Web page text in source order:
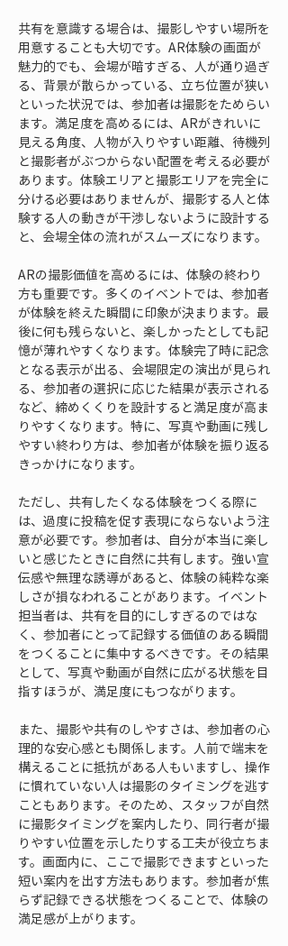
共有を意識する場合は、撮影しやすい場所を
用意することも大切です。AR体験の画面が
魅力的でも、会場が暗すぎる、人が通り過ぎ
る、背景が散らかっている、立ち位置が狭い
といった状況では、参加者は撮影をためらい
ます。満足度を高めるには、ARがきれいに
見える角度、人物が入りやすい距離、待機列
と撮影者がぶつからない配置を考える必要が
あります。体験エリアと撮影エリアを完全に
分ける必要はありませんが、撮影する人と体
験する人の動きが干渉しないように設計する
と、会場全体の流れがスムーズになります。
ARの撮影価値を高めるには、体験の終わり
方も重要です。多くのイベントでは、参加者
が体験を終えた瞬間に印象が決まります。最
後に何も残らないと、楽しかったとしても記
憶が薄れやすくなります。体験完了時に記念
となる表示が出る、会場限定の演出が見られ
る、参加者の選択に応じた結果が表示される
など、締めくくりを設計すると満足度が高ま
りやすくなります。特に、写真や動画に残し
やすい終わり方は、参加者が体験を振り返る
きっかけになります。
ただし、共有したくなる体験をつくる際に
は、過度に投稿を促す表現にならないよう注
意が必要です。参加者は、自分が本当に楽し
いと感じたときに自然に共有します。強い宣
伝感や無理な誘導があると、体験の純粋な楽
しさが損なわれることがあります。イベント
担当者は、共有を目的にしすぎるのではな
く、参加者にとって記録する価値のある瞬間
をつくることに集中するべきです。その結果
として、写真や動画が自然に広がる状態を目
指すほうが、満足度にもつながります。
また、撮影や共有のしやすさは、参加者の心
理的な安心感とも関係します。人前で端末を
構えることに抵抗がある人もいますし、操作
に慣れていない人は撮影のタイミングを逃す
こともあります。そのため、スタッフが自然
に撮影タイミングを案内したり、同行者が撮
りやすい位置を示したりする工夫が役立ちま
す。画面内に、ここで撮影できますといった
短い案内を出す方法もあります。参加者が焦
らず記録できる状態をつくることで、体験の
満足感が上がります。